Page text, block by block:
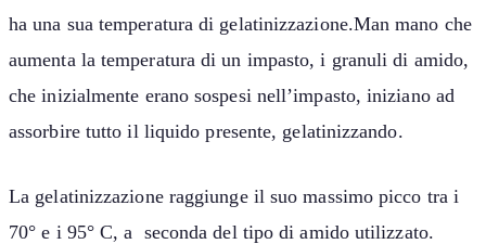
ha una sua temperatura di gelatinizzazione.Man mano che
aumenta la temperatura di un impasto, i granuli di amido,
che inizialmente erano sospesi nell’impasto, iniziano ad
assorbire tutto il liquido presente, gelatinizzando.
La gelatinizzazione raggiunge il suo massimo picco tra i
70° e i 95° C, a seconda del tipo di amido utilizzato.